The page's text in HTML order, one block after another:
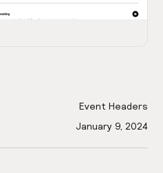
Event Headers
January 9, 2024